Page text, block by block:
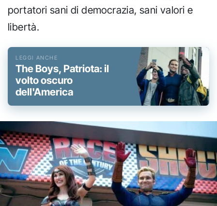
portatori sani di democrazia, sani valori e
libertà.
The Boys, Patriota: il
volto oscuro
dell'America